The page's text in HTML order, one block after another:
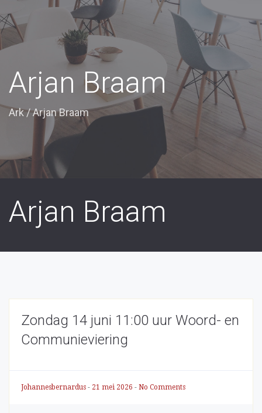
Arjan Braam
Ark/Arjan Braam
Arjan Braam
Zondag 14 juni 11:00 uur Woord- en
Communieviering
Johannesbernardus - 21 mei 2026 - No Comments